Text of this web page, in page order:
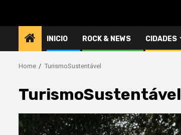
INICIO ROCK & NEWS CIDADES
Home TurismoSustentável
TurismoSustentável